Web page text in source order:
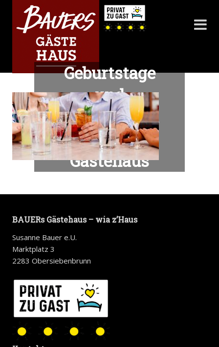
Geburtstage
und
Firmenfeiern
BAUERs
Gästehaus
BAUERs Gästehaus – wia z’Haus
Susanne Bauer e.U.
Marktplatz 3
2283 Obersiebenbrunn